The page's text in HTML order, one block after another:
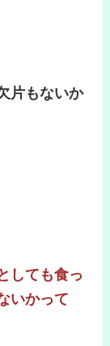
片もないか
しても食っ
いかって